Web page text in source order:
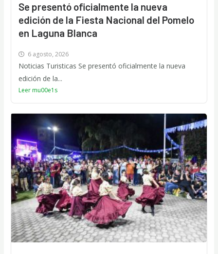
Se presentó oficialmente la nueva
edición de la Fiesta Nacional del Pomelo
en Laguna Blanca
6 agosto, 2026
Noticias Turisticas Se presentó oficialmente la nueva
edición de la...
Leer mu00e1s